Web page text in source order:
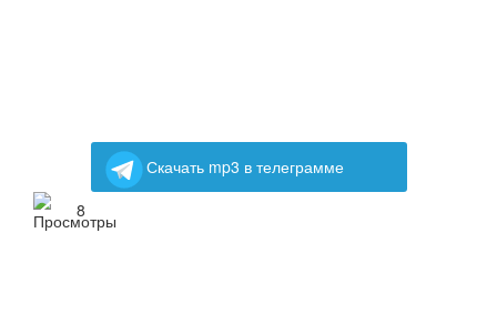
Скачать mp3 в телеграмме
8